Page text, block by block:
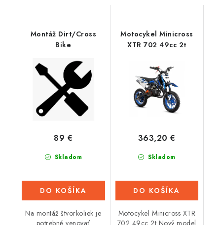
Montáž Dirt/Cross
Bike
Skladom
89 €
DO KOŠÍKA
Na montáž štvorkoliek je
potrebné venovať
Motocykel Minicross
XTR 702 49cc 2t
Skladom
363,20 €
DO KOŠÍKA
Motocykel Minicross XTR
702 49cc 2t Nový model